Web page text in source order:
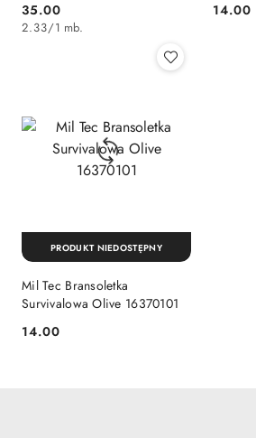
Cena:
35.00
2.33/1 mb. Cena:
14.00
Mil Tec Bransoletka
Survivalowa Olive 16370101
Cena:
14.00
PRODUKT NIEDOSTĘPNY